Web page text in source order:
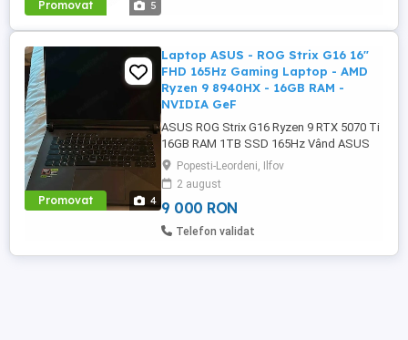
Promovat 5
Promovat 4
Laptop ASUS - ROG Strix G16 16"
FHD 165Hz Gaming Laptop - AMD
Ryzen 9 8940HX - 16GB RAM -
NVIDIA GeF
ASUS ROG Strix G16 Ryzen 9 RTX 5070 Ti
16GB RAM 1TB SSD 165Hz Vând ASUS
ROG Strix G16 în stare impecabilă, folosit
foarte puțin și întreținut cu mare grijă.
Laptopul funcționează perfect, fără
defecte tehnice sau urme semnificative de
utilizare. Este echipat cu un procesor AMD
Popesti-Leordeni, Ilfov
2 august
9 000 RON
Telefon validat